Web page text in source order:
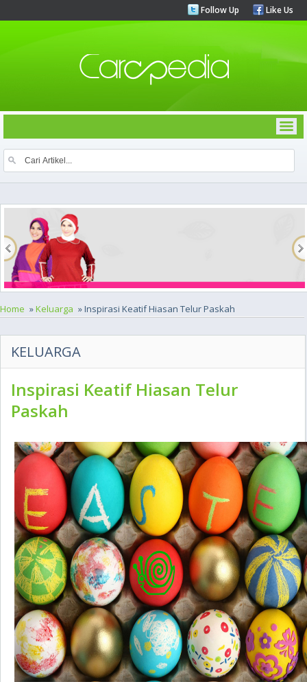
Follow Up Like Us
Home »Keluarga » Inspirasi Keatif Hiasan Telur Paskah
KELUARGA
Inspirasi Keatif Hiasan Telur
Paskah